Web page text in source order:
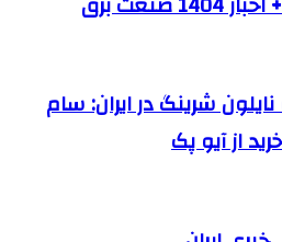
شرینگ در ایران: سام
از آیو پک